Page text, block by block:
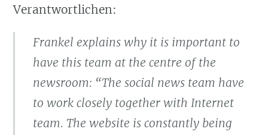
Verantwortlichen:
Frankel explains why it is important to
have this team at the centre of the
newsroom: “The social news team have
to work closely together with Internet
team. The website is constantly being